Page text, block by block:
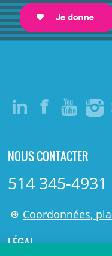
NOUS CONTACTER
514 345-4931
Coordonnées,
LÉGAL